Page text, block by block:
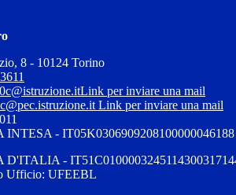
8 - 10124 Torino
Link per inviare una mail
Link per inviare una mail
- IT05K0306909208100000046188
-
Ufficio: UFEEBL